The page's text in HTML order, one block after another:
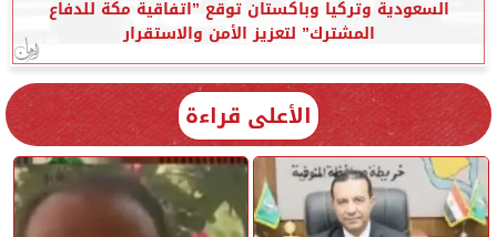
السعودية وتركيا وباكستان توقع ”اتفاقية مكة للدفاع
المشترك” لتعزيز الأمن والاستقرار
الأعلى قراءة